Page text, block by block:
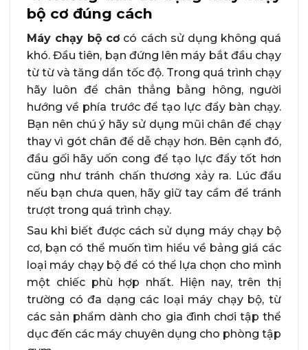
bộ cơ đúng cách
Máy chạy bộ cơ có cách sử dụng không quá
khó. Đầu tiên, bạn đứng lên máy bắt đầu chạy
từ từ và tăng dần tốc độ. Trong quá trình chạy
hãy luôn để chân thẳng bằng hông, người
hướng về phía trước để tạo lực đẩy bàn chạy.
Bạn nên chú ý hãy sử dụng mũi chân để chạy
thay vì gót chân để dễ chạy hơn. Bên cạnh đó,
đầu gối hãy uốn cong để tạo lực đẩy tốt hơn
cũng như tránh chấn thương xảy ra. Lúc đầu
nếu bạn chưa quen, hãy giữ tay cầm để tránh
trượt trong quá trình chạy.
Sau khi biết được cách sử dụng máy chạy bộ
cơ, bạn có thể muốn tìm hiểu về bảng giá các
loại máy chạy bộ để có thể lựa chọn cho mình
một chiếc phù hợp nhất. Hiện nay, trên thị
trường có đa dạng các loại máy chạy bộ, từ
các sản phẩm dành cho gia đình chơi tập thể
dục đến các máy chuyên dụng cho phòng tập